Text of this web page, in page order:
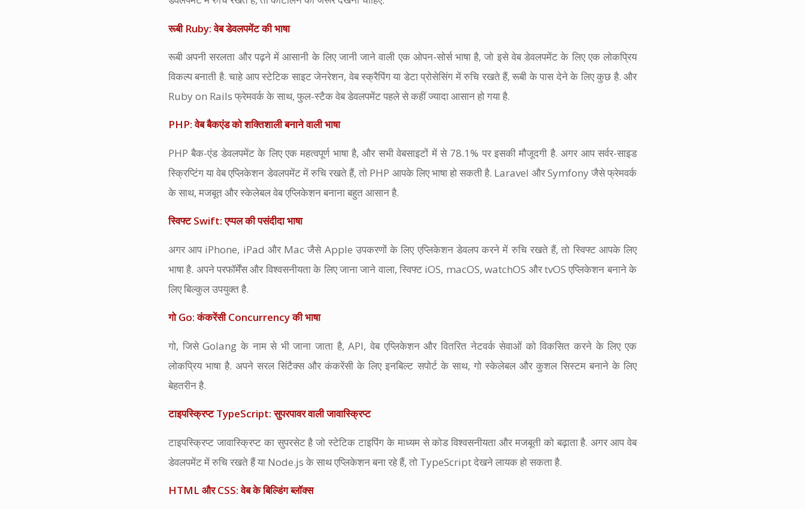
रूबी Ruby: वेब डेवलपमेंट की भाषा
रूबी अपनी सरलता और पढ़ने में आसानी के लिए जानी जाने वाली एक ओपन-सोर्स भाषा है, जो इसे वेब डेवलपमेंट के लिए एक लोकप्रिय
विकल्प बनाती है. चाहे आप स्टेटिक साइट जेनरेशन, वेब स्क्रैपिंग या डेटा प्रोसेसिंग में रुचि रखते हैं, रूबी के पास देने के लिए कुछ है. और
Ruby on Rails फ्रेमवर्क के साथ, फुल-स्टैक वेब डेवलपमेंट पहले से कहीं ज्यादा आसान हो गया है.
PHP: वेब बैकएंड को शक्तिशाली बनाने वाली भाषा
PHP बैक-एंड डेवलपमेंट के लिए एक महत्वपूर्ण भाषा है, और सभी वेबसाइटों में से 78.1% पर इसकी मौजूदगी है. अगर आप सर्वर-साइड
स्क्रिप्टिंग या वेब एप्लिकेशन डेवलपमेंट में रुचि रखते हैं, तो PHP आपके लिए भाषा हो सकती है. Laravel और Symfony जैसे फ्रेमवर्क
के साथ, मजबूत और स्केलेबल वेब एप्लिकेशन बनाना बहुत आसान है.
स्विफ्ट Swift: एप्पल की पसंदीदा भाषा
अगर आप iPhone, iPad और Mac जैसे Apple उपकरणों के लिए एप्लिकेशन डेवलप करने में रुचि रखते हैं, तो स्विफ्ट आपके लिए
भाषा है. अपने परफॉर्मेंस और विश्वसनीयता के लिए जाना जाने वाला, स्विफ्ट iOS, macOS, watchOS और tvOS एप्लिकेशन बनाने के
लिए बिल्कुल उपयुक्त है.
गो Go: कंकरेंसी Concurrency की भाषा
गो, जिसे Golang के नाम से भी जाना जाता है, API, वेब एप्लिकेशन और वितरित नेटवर्क सेवाओं को विकसित करने के लिए एक
लोकप्रिय भाषा है. अपने सरल सिंटैक्स और कंकरेंसी के लिए इनबिल्ट सपोर्ट के साथ, गो स्केलेबल और कुशल सिस्टम बनाने के लिए
बेहतरीन है.
टाइपस्क्रिप्ट TypeScript: सुपरपावर वाली जावास्क्रिप्ट
टाइपस्क्रिप्ट जावास्क्रिप्ट का सुपरसेट है जो स्टेटिक टाइपिंग के माध्यम से कोड विश्वसनीयता और मजबूती को बढ़ाता है. अगर आप वेब
डेवलपमेंट में रुचि रखते हैं या Node.js के साथ एप्लिकेशन बना रहे हैं, तो TypeScript देखने लायक हो सकता है.
HTML और CSS: वेब के बिल्डिंग ब्लॉक्स